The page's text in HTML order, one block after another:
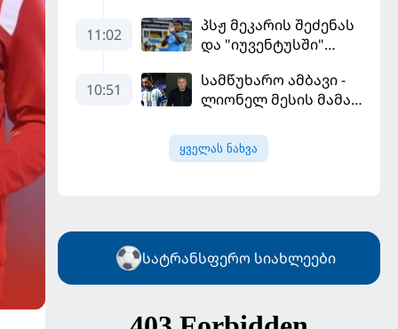
გამარჯვებით დაიწყო
11:02
პსჟ მეკარის შეძენას
და "იუვენტუსში"
აპირებს
10:51
სამწუხარო ამბავი -
ლიონელ მესის მამა
გარდაიცვალა
ყველას ნახვა
სატრანსფერო სიახლეები